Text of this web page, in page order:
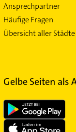
Ansprechpartner
Häufige Fragen
Übersicht aller Städte
Gelbe Seiten als